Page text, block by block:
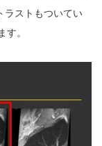
ラストもついてい
。